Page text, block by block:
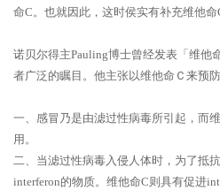
命C。也就因此，这时侯实有补充维他命
诺贝尔得主Pauling博士曾经发表「维他
者广泛的瞩目。他主张以维他命Ｃ来预
一、感冒乃是由滤过性病毒所引起，而
用。
二、当滤过性病毒入侵人体时，为了抵
interferon的物质。维他命C则具有促进